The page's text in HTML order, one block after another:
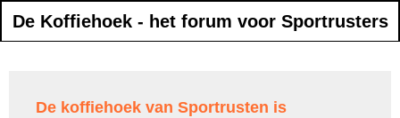
De Koffiehoek - het forum voor Sportrusters
De koffiehoek van Sportrusten is